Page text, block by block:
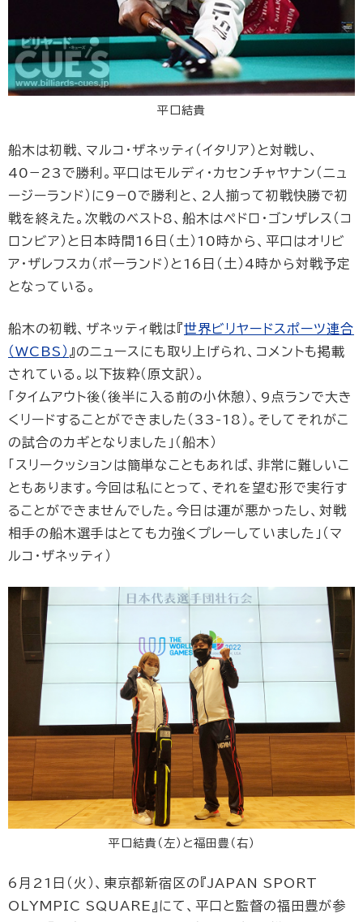
平口結貴
船木は初戦、マルコ･ザネッティ（イタリア）と対戦し、
40−23で勝利。平口はモルディ・カセンチャヤナン（ニュ
ージーランド）に9−0で勝利と、2人揃って初戦快勝で初
戦を終えた。次戦のベスト8、船木はペドロ･ゴンザレス（コ
ロンビア）と日本時間16日（土）10時から、平口はオリビ
ア･ザレフスカ（ポーランド）と16日（土）4時から対戦予定
となっている。
船木の初戦、ザネッティ戦は『世界ビリヤードスポーツ連合
（WCBS） 』のニュースにも取り上げられ、コメントも掲載
されている。以下抜粋（原文訳）。
「タイムアウト後（後半に入る前の小休憩）、9点ランで大き
くリードすることができました（33-18）。そしてそれがこ
の試合のカギとなりました」（船木）
「スリークッションは簡単なこともあれば、非常に難しいこ
ともあります。今回は私にとって、それを望む形で実行す
ることができませんでした。今日は運が悪かったし、対戦
相手の船木選手はとても力強くプレーしていました」（マ
ルコ･ザネッティ）
平口結貴（左）と福田豊（右）
6月21日（火）、東京都新宿区の『JAPAN SPORT
OLYMPIC SQUARE』にて、平口と監督の福田豊が参